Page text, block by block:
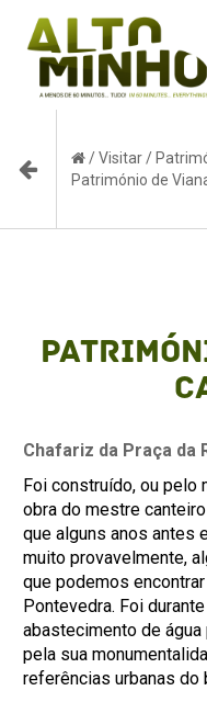
/Visitar/
Património de
Chafariz da Praça da
Foi construído, ou pelo
obra do mestre
que alguns anos antes
muito provavelmente,
que podemos
Pontevedra. Foi
abastecimento de
pela sua
referências urbanas do